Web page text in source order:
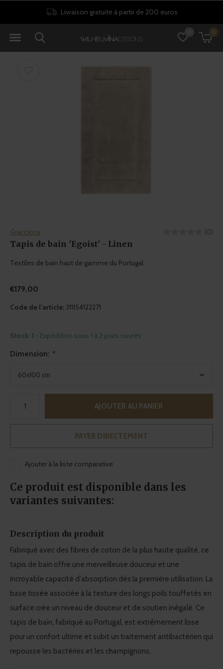
0
Livraison gratuite à partir de 200 euros
Graccioza (0)
Tapis de bain 'Egoist' - Linen
Textiles de bain haut de gamme du Portugal.
€179,00
Code de l'article: 311154122271
Stock: 1 - Expédition sous 1 à 2 jours ouvrés
Dimension: *
AJOUTER AU PANIER
PAYER DIRECTEMENT
Ajouter à la liste comparative
Ce produit est disponible dans les
variantes suivantes:
Description du produit
Fabriqué avec des fibres de coton de la plus haute qualité, ce
tapis de bain offre une merveilleuse douceur et une
incroyable capacité d'absorption dès la première utilisation. La
base tissée associée à la texture des longs poils touffetés en
surface crée un niveau de douceur et de soutien inégalé. Ce
tapis de bain, fabriqué au Portugal, est extrêmement lisse
pour un confort ultime et subit un traitement antibactérien qui
repousse les bactéries et les champignons.